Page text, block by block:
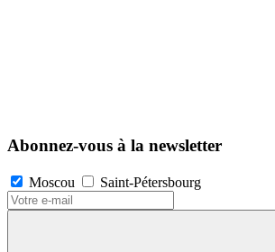
Abonnez-vous à la newsletter
Moscou Saint-Pétersbourg